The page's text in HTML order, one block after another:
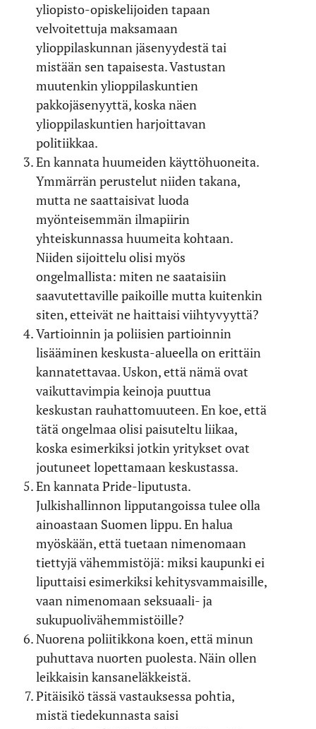
yliopisto-opiskelijoiden tapaan
velvoitettuja maksamaan
ylioppilaskunnan jäsenyydestä tai
mistään sen tapaisesta. Vastustan
muutenkin ylioppilaskuntien
pakkojäsenyyttä, koska näen
ylioppilaskuntien harjoittavan
politiikkaa.
En kannata huumeiden käyttöhuoneita.
Ymmärrän perustelut niiden takana,
mutta ne saattaisivat luoda
myönteisemmän ilmapiirin
yhteiskunnassa huumeita kohtaan.
Niiden sijoittelu olisi myös
ongelmallista: miten ne saataisiin
saavutettaville paikoille mutta kuitenkin
siten, etteivät ne haittaisi viihtyvyyttä?
Vartioinnin ja poliisien partioinnin
lisääminen keskusta-alueella on erittäin
kannatettavaa. Uskon, että nämä ovat
vaikuttavimpia keinoja puuttua
keskustan rauhattomuuteen. En koe, että
tätä ongelmaa olisi paisuteltu liikaa,
koska esimerkiksi jotkin yritykset ovat
joutuneet lopettamaan keskustassa.
En kannata Pride-liputusta.
Julkishallinnon lipputangoissa tulee olla
ainoastaan Suomen lippu. En halua
myöskään, että tuetaan nimenomaan
tiettyjä vähemmistöjä: miksi kaupunki ei
liputtaisi esimerkiksi kehitysvammaisille,
vaan nimenomaan seksuaali- ja
sukupuolivähemmistöille?
Nuorena poliitikkona koen, että minun
puhuttava nuorten puolesta. Näin ollen
leikkaisin kansaneläkkeistä.
Pitäisikö tässä vastauksessa pohtia,
mistä tiedekunnasta saisi